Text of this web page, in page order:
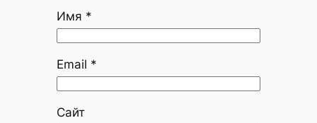
Имя *
Email *
Сайт